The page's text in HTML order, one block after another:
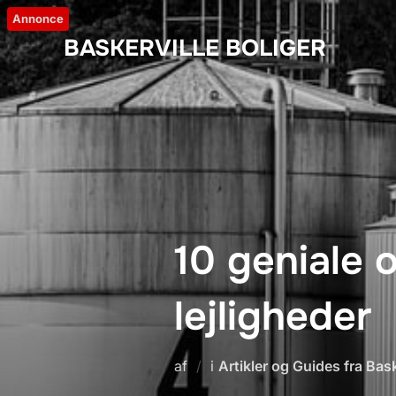
Videre
til
indhold
BASKERVILLE BOLIGER
Annonce
10 geniale
lejligheder
af i Artikler og Guides fra